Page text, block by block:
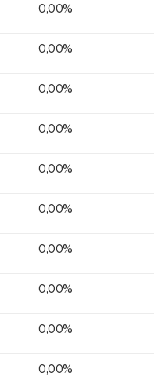
0,00%
0,00%
0,00%
0,00%
0,00%
0,00%
0,00%
0,00%
0,00%
0,00%